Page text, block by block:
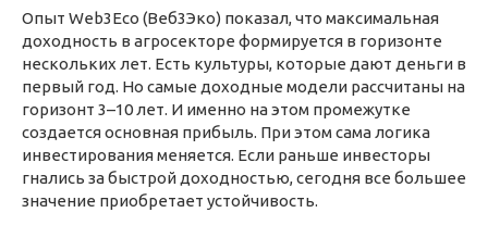
Опыт Web3Eco (Веб3Эко) показал, что максимальная
доходность в агросекторе формируется в горизонте
нескольких лет. Есть культуры, которые дают деньги в
первый год. Но самые доходные модели рассчитаны на
горизонт 3–10 лет. И именно на этом промежутке
создается основная прибыль. При этом сама логика
инвестирования меняется. Если раньше инвесторы
гнались за быстрой доходностью, сегодня все большее
значение приобретает устойчивость.